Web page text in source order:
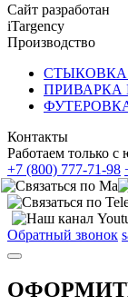
Сайт разработан
iTargency
Производство
СТЫКОВКА
ПРИВАРКА
Контакты
Работаем только
+7 (800) 777-71-98
Обратный звонок